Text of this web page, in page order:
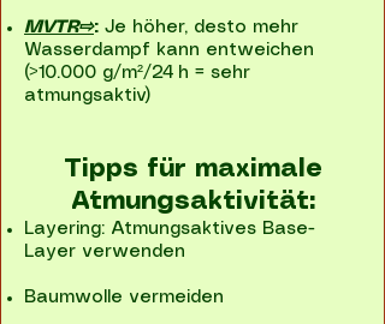
MVTR⇨: Je höher, desto mehr
Wasserdampf kann entweichen
(>10.000 g/m²/24 h = sehr
atmungsaktiv)
Tipps für maximale
Atmungsaktivität:
Layering: Atmungsaktives Base-
Layer verwenden
Baumwolle vermeiden